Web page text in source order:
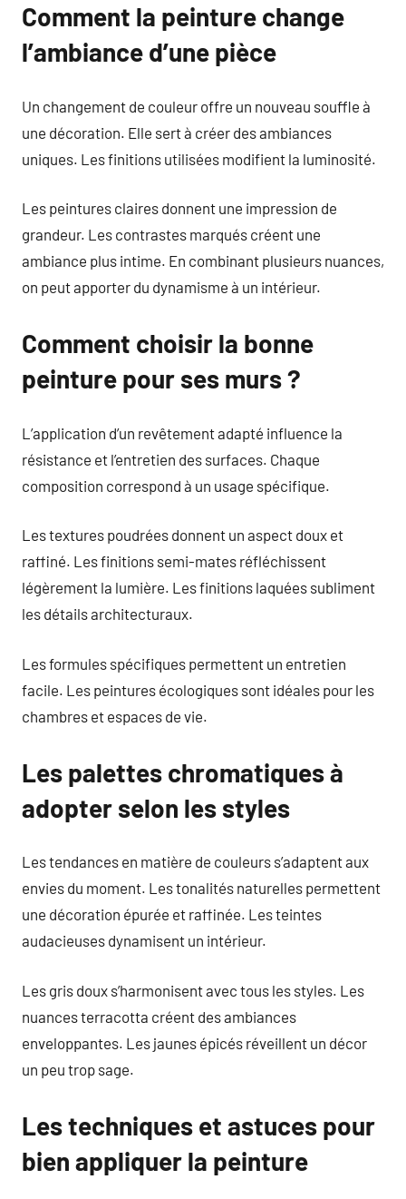
Comment la peinture change
l’ambiance d’une pièce
Un changement de couleur offre un nouveau souffle à
une décoration. Elle sert à créer des ambiances
uniques. Les finitions utilisées modifient la luminosité.
Les peintures claires donnent une impression de
grandeur. Les contrastes marqués créent une
ambiance plus intime. En combinant plusieurs nuances,
on peut apporter du dynamisme à un intérieur.
Comment choisir la bonne
peinture pour ses murs ?
L’application d’un revêtement adapté influence la
résistance et l’entretien des surfaces. Chaque
composition correspond à un usage spécifique.
Les textures poudrées donnent un aspect doux et
raffiné. Les finitions semi-mates réfléchissent
légèrement la lumière. Les finitions laquées subliment
les détails architecturaux.
Les formules spécifiques permettent un entretien
facile. Les peintures écologiques sont idéales pour les
chambres et espaces de vie.
Les palettes chromatiques à
adopter selon les styles
Les tendances en matière de couleurs s’adaptent aux
envies du moment. Les tonalités naturelles permettent
une décoration épurée et raffinée. Les teintes
audacieuses dynamisent un intérieur.
Les gris doux s’harmonisent avec tous les styles. Les
nuances terracotta créent des ambiances
enveloppantes. Les jaunes épicés réveillent un décor
un peu trop sage.
Les techniques et astuces pour
bien appliquer la peinture